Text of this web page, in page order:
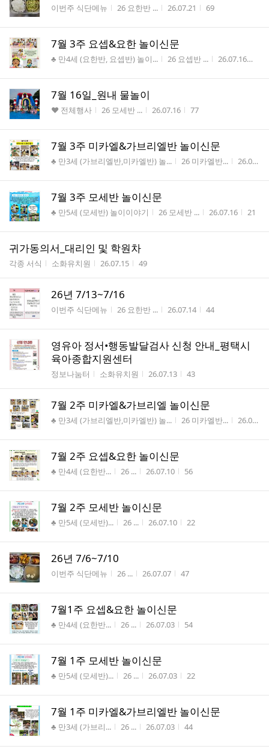
게시판명
이번주 식단메뉴 작성자
26 요한반 ... 작성시간
26.07.21 조회수
69
7월 3주 요셉&요한 놀이신문
게시판명
♣ 만4세 (요한반, 요셉반) 놀이... 작성자
26 요셉반 ... 작성시간
26.07.16
7월 16일_원내 물놀이
게시판명
♥ 전체행사 작성자
26 모세반 ... 작성시간
26.07.16 조회수
77
7월 3주 미카엘&가브리엘반 놀이신문
게시판명
♣ 만3세 (가브리엘반,미카엘반) 놀... 작성자
26 미카엘반... 작성시간
26.07.16
7월 3주 모세반 놀이신문
게시판명
♣ 만5세 (모세반) 놀이이야기 작성자
26 모세반 ... 작성시간
26.07.16 조회
21
귀가동의서_대리인 및 학원차
게시판명
각종 서식 작성자
소화유치원 작성시간
26.07.15 조회수
49
26년 7/13~7/16
게시판명
이번주 식단메뉴 작성자
26 요한반 ... 작성시간
26.07.14 조회수
44
영유아 정서•행동발달검사 신청 안내_평택시
육아종합지원센터
게시판명
정보나눔터 작성자
소화유치원 작성시간
26.07.13 조회수
43
7월 2주 미카엘&가브리엘 놀이신문
게시판명
♣ 만3세 (가브리엘반,미카엘반) 놀... 작성자
26 미카엘반... 작성시간
26.07.10
7월 2주 요셉&요한 놀이신문
게시판명
♣ 만4세 (요한반... 작성자
26 ... 작성시간
26.07.10 조회수
56
7월 2주 모세반 놀이신문
게시판명
♣ 만5세 (모세반)... 작성자
26 ... 작성시간
26.07.10 조회수
22
26년 7/6~7/10
게시판명
이번주 식단메뉴 작성자
26 ... 작성시간
26.07.07 조회수
47
7월1주 요셉&요한 놀이신문
게시판명
♣ 만4세 (요한반... 작성자
26 ... 작성시간
26.07.03 조회수
54
7월 1주 모세반 놀이신문
게시판명
♣ 만5세 (모세반)... 작성자
26 ... 작성시간
26.07.03 조회수
22
7월 1주 미카엘&가브리엘반 놀이신문
게시판명
♣ 만3세 (가브리... 작성자
26 ... 작성시간
26.07.03 조회수
44